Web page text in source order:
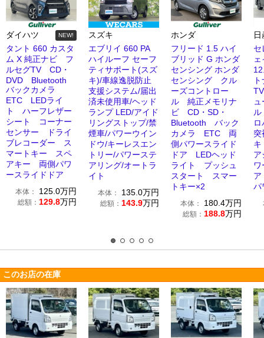
ダイハツ NEW!
タント 660 カスタ
ム X 純正ナビ フ
ルセグTV CD・
DVD Bluetooth
バックカメラ
ETC LEDライ
ト ハーフレザー
シート コーナー
センサー ドライ
ブレコーダー ス
マートキー スペ
アキー 両側パワ
ースライドドア
本体： 125.0万円
総額： 129.8万円
スズキ
エブリイ 660 PA
ハイルーフ セーフ
ティサポート(スズ
キ)/車線逸脱防止
支援システム/届出
済未使用車/ヘッド
ランプ LED/アイド
リングストップ/禁
煙車/パワーウイン
ドウ/キーレスエン
トリー/パワーステ
アリング/オートラ
イト
本体： 135.0万円
総額： 143.9万円
ホンダ
フリード 1.5 ハイ
ブリッド G ホンダ
センシング ホンダ
センシング クル
ーズコントロー
ル 純正メモリナ
ビ CD・SD・
Bluetooth バック
カメラ ETC 両
側パワースライド
ドア LEDヘッド
ライト プッシュ
スタート スマー
トキー×2
本体： 180.4万円
総額： 188.8万円
日
セ
突
ワ
パ
このお店の在庫